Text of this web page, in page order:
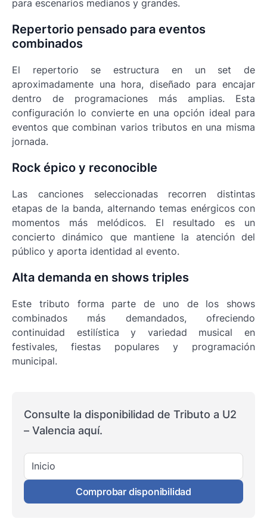
para escenarios medianos y grandes.
Repertorio pensado para eventos
combinados
El repertorio se estructura en un set de
aproximadamente una hora, diseñado para encajar
dentro de programaciones más amplias. Esta
configuración lo convierte en una opción ideal para
eventos que combinan varios tributos en una misma
jornada.
Rock épico y reconocible
Las canciones seleccionadas recorren distintas
etapas de la banda, alternando temas enérgicos con
momentos más melódicos. El resultado es un
concierto dinámico que mantiene la atención del
público y aporta identidad al evento.
Alta demanda en shows triples
Este tributo forma parte de uno de los shows
combinados más demandados, ofreciendo
continuidad estilística y variedad musical en
festivales, fiestas populares y programación
municipal.
Consulte la disponibilidad de Tributo a U2
– Valencia aquí.
Inicio
Comprobar disponibilidad